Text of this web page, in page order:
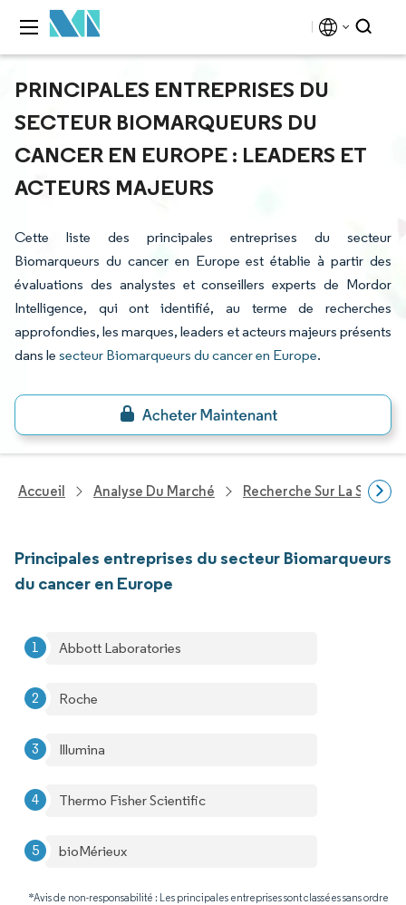
PRINCIPALES ENTREPRISES DU
SECTEUR BIOMARQUEURS DU
CANCER EN EUROPE : LEADERS ET
ACTEURS MAJEURS
Cette liste des principales entreprises du secteur
Biomarqueurs du cancer en Europe est établie à partir des
évaluations des analystes et conseillers experts de Mordor
Intelligence, qui ont identifié, au terme de recherches
approfondies, les marques, leaders et acteurs majeurs présents
dans le secteur Biomarqueurs du cancer en Europe.
Accueil Analyse Du Marché Recherche Sur La Santé
Principales entreprises du secteur Biomarqueurs
du cancer en Europe
Abbott Laboratories
Roche
Illumina
Thermo Fisher Scientific
bioMérieux
*Avis de non-responsabilité : Les principales entreprises sont classées sans ordre